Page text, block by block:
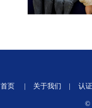
首页 关于我们 认
©